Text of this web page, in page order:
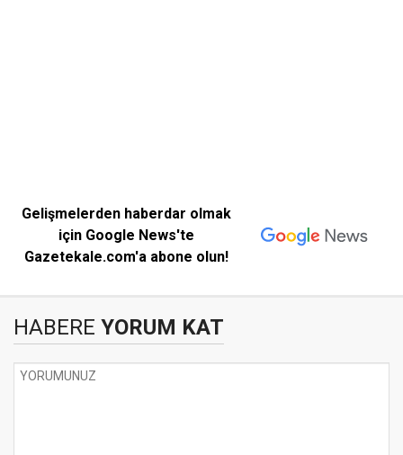
Gelişmelerden haberdar olmak
için Google News'te
Gazetekale.com'a abone olun!
HABERE YORUM KAT